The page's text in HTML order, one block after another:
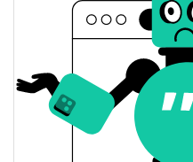
Dünkü Hacim
Bitcoin Fiyat Geçmişi
7g Düşük/7g Yüksek